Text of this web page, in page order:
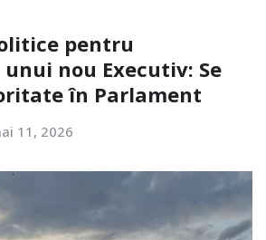
pentru
nou Executiv: Se
în Parlament
11, 2026